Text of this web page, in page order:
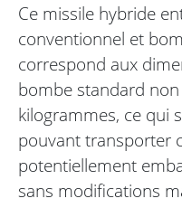
Ce missile hybride
conventionnel et
correspond aux
bombe standard
kilogrammes, ce qui
pouvant transporter
potentiellement
sans modifications